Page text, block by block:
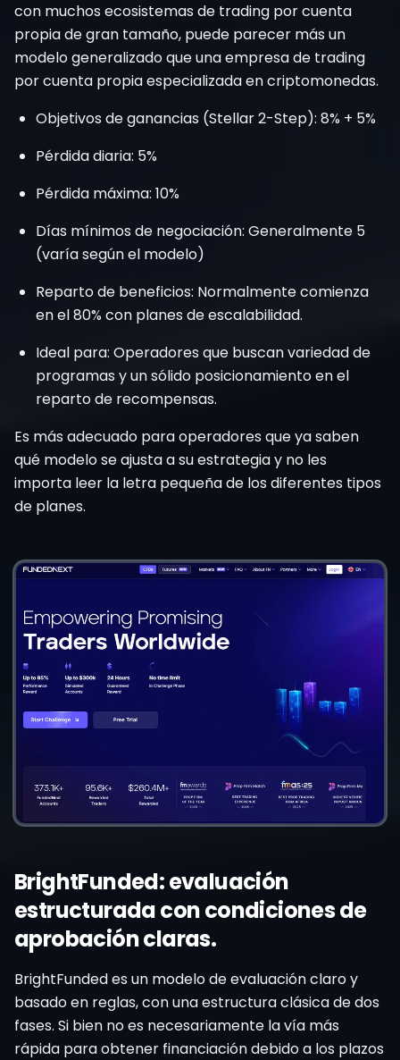
con muchos ecosistemas de trading por cuenta
propia de gran tamaño, puede parecer más un
modelo generalizado que una empresa de trading
por cuenta propia especializada en criptomonedas.
Objetivos de ganancias (Stellar 2-Step): 8% + 5%
Pérdida diaria: 5%
Pérdida máxima: 10%
Días mínimos de negociación: Generalmente 5
(varía según el modelo)
Reparto de beneficios: Normalmente comienza
en el 80% con planes de escalabilidad.
Ideal para: Operadores que buscan variedad de
programas y un sólido posicionamiento en el
reparto de recompensas.
Es más adecuado para operadores que ya saben
qué modelo se ajusta a su estrategia y no les
importa leer la letra pequeña de los diferentes tipos
de planes.
BrightFunded: evaluación
estructurada con condiciones de
aprobación claras.
BrightFunded es un modelo de evaluación claro y
basado en reglas, con una estructura clásica de dos
fases. Si bien no es necesariamente la vía más
rápida para obtener financiación debido a los plazos